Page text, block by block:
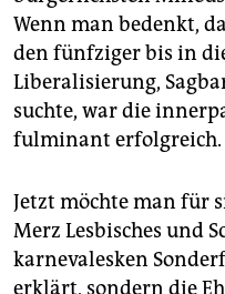
Wenn man bedenkt,
den fünfziger bis in
Liberalisierung,
suchte, war die
fulminant erfolgreich.
Jetzt möchte man für
Merz Lesbisches und
karnevalesken
erklärt, sondern die